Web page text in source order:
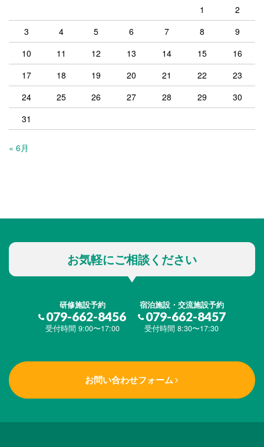
1
2
3
4 5 6 7 8
9
10
11 12 13 14 15
16
17
18 19 20 21 22
23
24
25 26 27 28 29
30
31
« 6月
お気軽にご相談ください
研修施設予約
079-662-8456
受付時間 9:00〜17:00
宿泊施設・交流施設予約
079-662-8457
受付時間 8:30〜17:30
お問い合わせフォーム